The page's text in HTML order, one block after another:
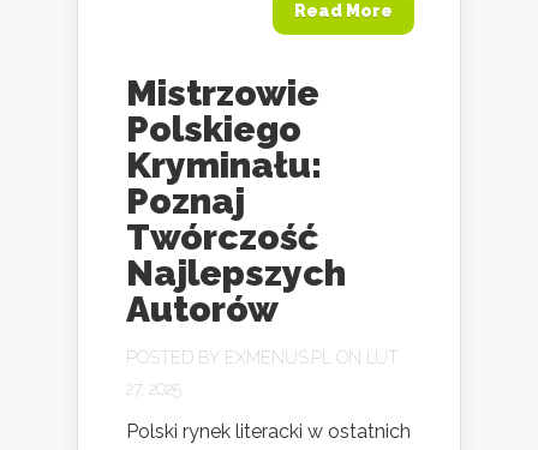
Read More
Mistrzowie
Polskiego
Kryminału:
Poznaj
Twórczość
Najlepszych
Autorów
POSTED BY EXMENUS.PL
ON LUT
27, 2025
Polski rynek literacki w ostatnich